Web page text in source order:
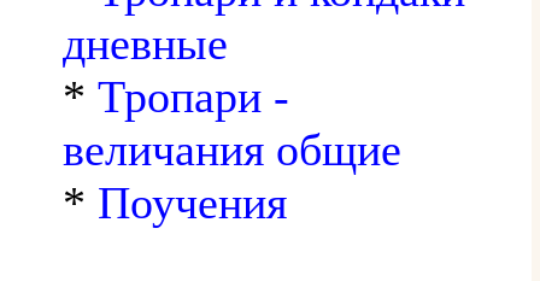
дневные
* Тропари -
величания общие
* Поучения